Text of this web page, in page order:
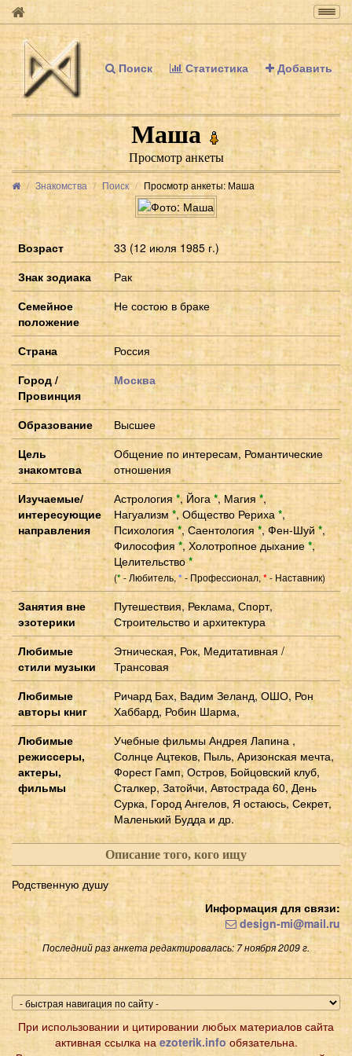
Поиск Статистика Добавить
Маша
Просмотр анкеты
Знакомства Поиск Просмотр анкеты: Маша
Возраст
33 (12 июля 1985 г.)
Знак зодиака
Рак
Семейное
положение
Не состою в браке
Страна
Россия
Город /
Провинция
Москва
Образование
Высшее
Цель
знакомтсва
Общение по интересам, Романтические
отношения
Изучаемые/
интересующие
направления
Астрология *,Йога *, Магия*,
Нагуализм*,Общество Рериха *,
Психология *,Саентология*,Фен-Шуй*,
Философия *, Холотропное дыхание *,
Целительство*
(*- Любитель,*- Профессионал,*- Наставник)
Занятия вне
эзотерики
Путешествия, Реклама, Спорт,
Строительство и архитектура
Любимые
стили музыки
Этническая, Рок, Медитативная /
Трансовая
Любимые
авторы книг
Ричард Бах, Вадим Зеланд, ОШО, Рон
Хаббард, Робин Шарма,
Любимые
режиссеры,
актеры,
фильмы
Учебные фильмы Андрея Лапина ,
Солнце Ацтеков, Пыль, Аризонская мечта,
Форест Гамп, Остров, Бойцовский клуб,
Сталкер, Затойчи, Автострада 60, День
Сурка, Город Ангелов, Я остаюсь, Секрет,
Маленький Будда и др.
Описание того, кого ищу
Родственную душу
Информация для связи:
design-mi@mail.ru
Последний раз анкета редактировалась: 7 ноября 2009 г.
При использовании и цитировании любых материалов сайта
активная ссылка на ezoterik.info обязательна.